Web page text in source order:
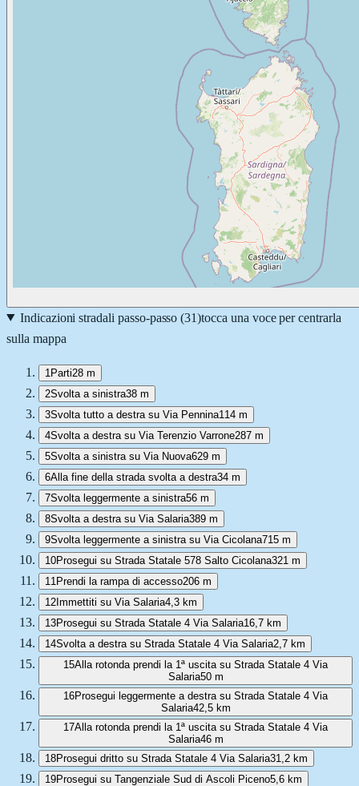
Indicazioni stradali passo-passo (31)tocca una voce per centrarla
sulla mappa
1 Parti28 m
2Svolta a sinistra38 m
3Svolta tutto a destra su Via Pennina114 m
4Svolta a destra su Via Terenzio Varrone287 m
5Svolta a sinistra su Via Nuova629 m
6Alla fine della strada svolta a destra34 m
7Svolta leggermente a sinistra56 m
8Svolta a destra su Via Salaria389 m
9Svolta leggermente a sinistra su Via Cicolana715 m
10Prosegui su Strada Statale 578 Salto Cicolana321 m
11 Prendi la rampa di accesso206 m
12Immettiti su Via Salaria4,3 km
13Prosegui su Strada Statale 4 Via Salaria16,7 km
14Svolta a destra su Strada Statale 4 Via Salaria2,7 km
15Alla rotonda prendi la 1ª uscita su Strada Statale 4 Via
Salaria50 m
16Prosegui leggermente a destra su Strada Statale 4 Via
Salaria42,5 km
17Alla rotonda prendi la 1ª uscita su Strada Statale 4 Via
Salaria46 m
18Prosegui dritto su Strada Statale 4 Via Salaria31,2 km
19Prosegui su Tangenziale Sud di Ascoli Piceno5,6 km